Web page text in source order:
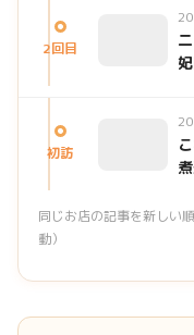
2回目
妃
初訪
同じお店の記事を新しい
動）